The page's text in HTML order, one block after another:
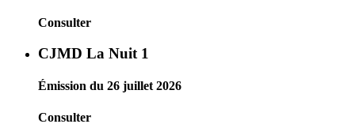
Consulter
CJMD La Nuit 1
Émission du 26 juillet 2026
Consulter